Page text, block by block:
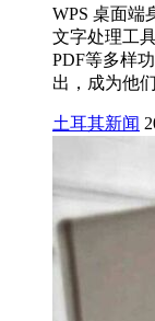
WPS 桌面端
文字处理工
PDF等多样
出，成为他
土耳其新闻